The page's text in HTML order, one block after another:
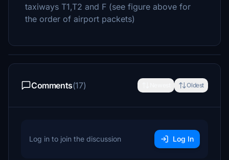
taxiways T1,T2 and F (see figure above for
the order of airport packets)
Comments(17) Oldest
Log in to join the discussion Log In